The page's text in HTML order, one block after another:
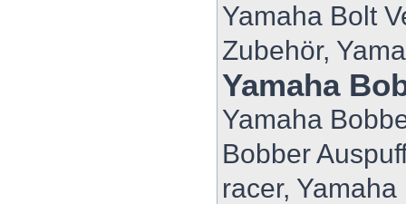
Yamaha Bolt
Zubehör,
Yamaha
Yamaha
Bobber
racer,